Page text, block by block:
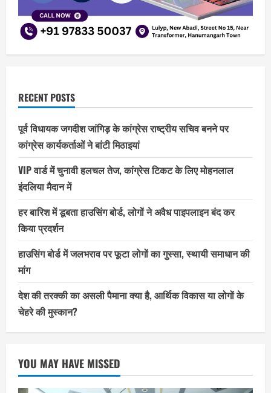
RECENT POSTS
पूर्व विधायक जगदीश जांगिड़ के कांग्रेस राष्ट्रीय सचिव बनने पर
कांग्रेस कार्यकर्ताओं ने बांटी मिठाइयां
VIP वार्ड में चुनावी हलचल तेज, कांग्रेस टिकट के लिए मोहनलाल
इंदलिया मैदान में
हर बारिश में डूबता हाउसिंग बोर्ड, लोगों ने अवैध पाइपलाइन बंद कर
किया प्रदर्शन
हाउसिंग बोर्ड में जलभराव पर फूटा लोगों का गुस्सा, स्थायी समाधान की
मांग
देश की तरक्की का असली पैमाना क्या है, आर्थिक विकास या लोगों के
चेहरे की मुस्कान?
YOU MAY HAVE MISSED